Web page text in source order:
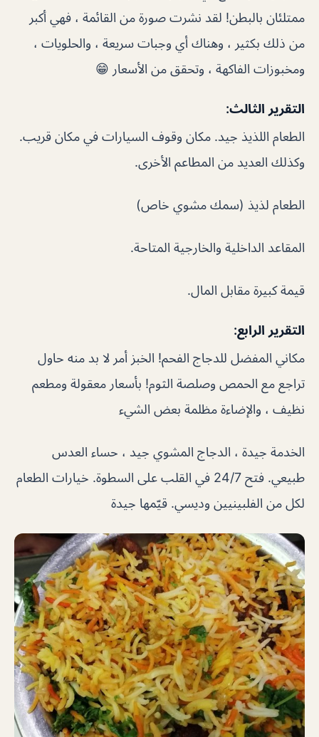
ممتلئان بالبطن! لقد نشرت صورة من القائمة ، فهي أكبر
من ذلك بكثير ، وهناك أي وجبات سريعة ، والحلويات ،
ومخبوزات الفاكهة ، وتحقق من الأسعار 😁
التقرير الثالث:
الطعام اللذيذ جيد. مكان وقوف السيارات في مكان قريب.
وكذلك العديد من المطاعم الأخرى.
الطعام لذيذ (سمك مشوي خاص)
المقاعد الداخلية والخارجية المتاحة.
قيمة كبيرة مقابل المال.
التقرير الرابع:
مكاني المفضل للدجاج الفحم! الخبز أمر لا بد منه حاول
تراجع مع الحمص وصلصة الثوم! بأسعار معقولة ومطعم
نظيف ، والإضاءة مظلمة بعض الشيء
الخدمة جيدة ، الدجاج المشوي جيد ، حساء العدس
طبيعي. فتح 24/7 في القلب على السطوة. خيارات الطعام
لكل من الفلبينيين وديسي. قيّمها جيدة